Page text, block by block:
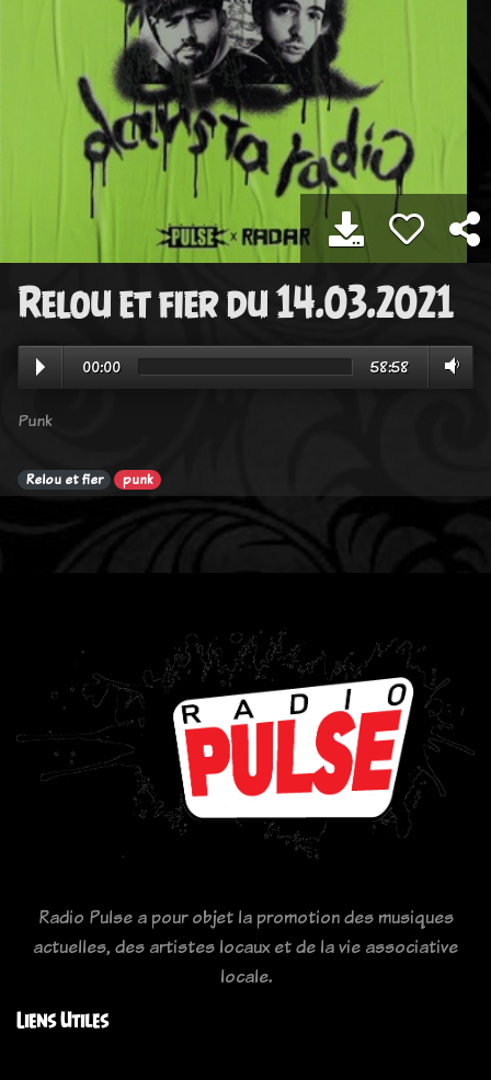
Relou et fier du 14.03.2021
00:00 58:58
Punk
Relou et fier punk
Radio Pulse a pour objet la promotion des musiques
actuelles, des artistes locaux et de la vie associative
locale.
Liens Utiles